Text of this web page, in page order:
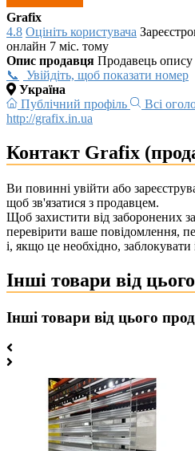
Grafix
4.8 Оцініть користувача
онлайн 7 міс. тому
Опис продавця Продавець
Увійдіть, щоб показати номер
Україна
Публічний профіль
Всі
http://grafix.in.ua
Контакт Grafix
Ви повинні увійти або
щоб зв'язатися з продавцем.
Щоб захистити від заборонених
перевірити ваше повідомлення,
і, якщо це необхідно, заблокувати
Інші товари від
Інші товари від цього